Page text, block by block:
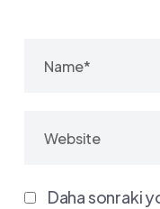
Daha sonraki